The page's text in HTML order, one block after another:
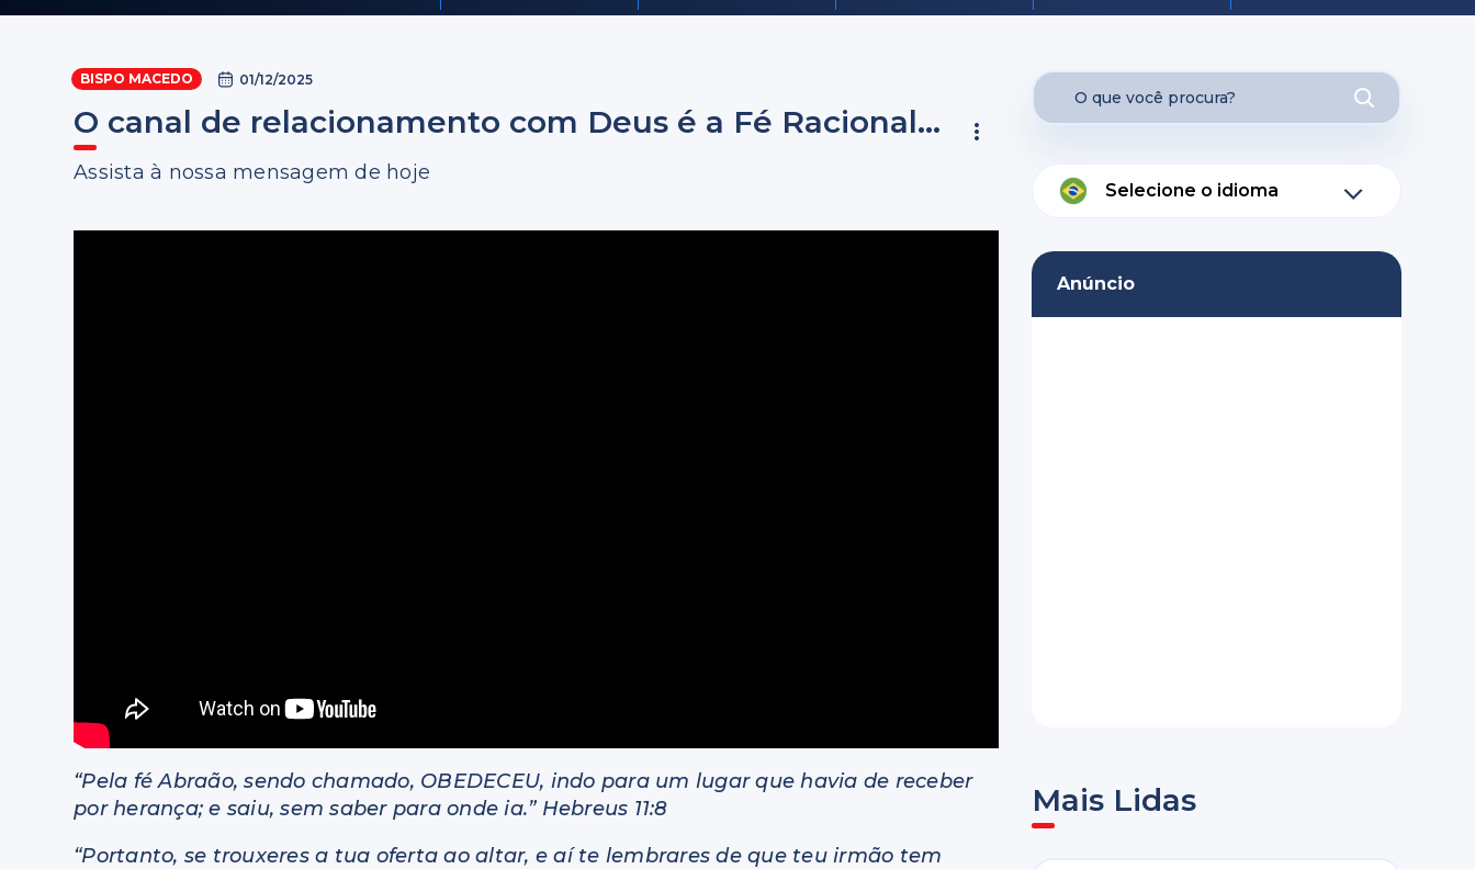
BISPO MACEDO 01/12/2025
O canal de relacionamento com Deus é a Fé Racional...
Assista à nossa mensagem de hoje
“Pela fé Abraão, sendo chamado, OBEDECEU, indo para um lugar que havia de receber
por herança; e saiu, sem saber para onde ia.” Hebreus 11:8
“Portanto, se trouxeres a tua oferta ao altar, e aí te lembrares de que teu irmão tem
Selecione o idioma
Anúncio
Mais Lidas